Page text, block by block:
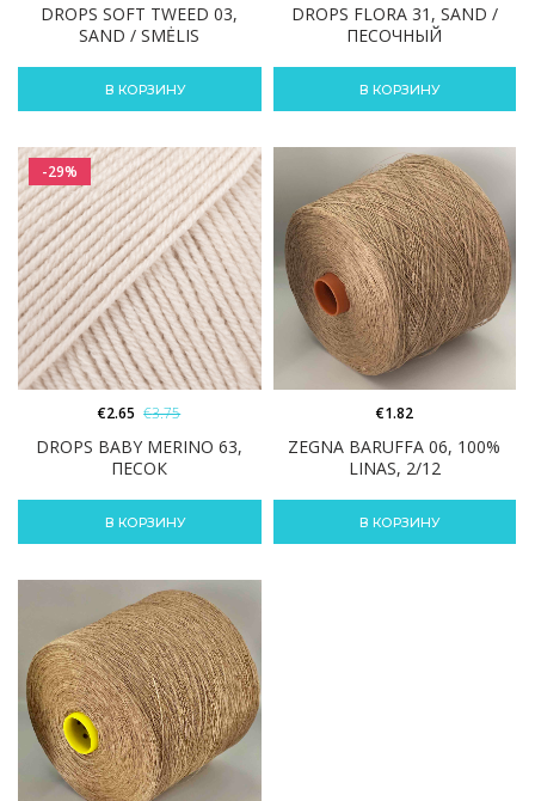
DROPS SOFT TWEED 03,
SAND / SMĖLIS
В КОРЗИНУ
DROPS FLORA 31, SAND /
ПЕСОЧНЫЙ
В КОРЗИНУ
-29%
DROPS BABY MERINO 63,
ПЕСОК
€2.65 €3.75
В КОРЗИНУ
ZEGNA BARUFFA 06, 100%
LINAS, 2/12
€1.82
В КОРЗИНУ